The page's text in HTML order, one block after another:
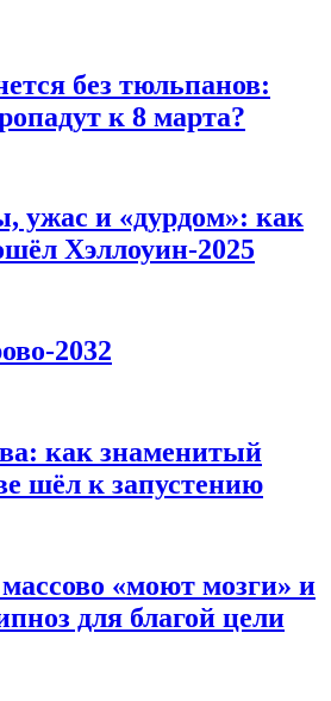
без тюльпанов:
к 8 марта?
ужас и «дурдом»: как
Хэллоуин-2025
2032
как знаменитый
шёл к запустению
«моют мозги» и
для благой цели